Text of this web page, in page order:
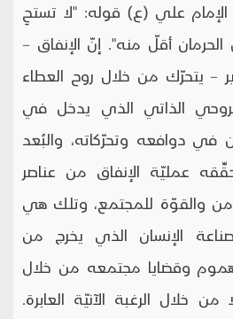
علي (ع) قوله: "لا تستحِ
أقلّ منه". إنّ الإنفاق –
– يتحرّك من خلال روح العطاء
الذاتي الذي يدخل في
في دوافعه وتحرّكاته، والبُعد
عمليّة الإنفاق من عناصر
والقوّة للمجتمع، وتلك هي
الإنسان الذي يخرج من
وقضايا مجتمعه من خلال
خلال الرغبة الآنيّة العابرة.